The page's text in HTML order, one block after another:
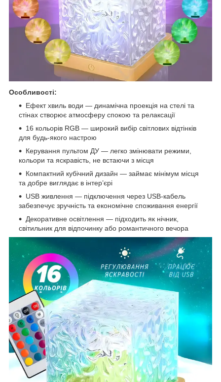
Особливості:
Ефект хвиль води — динамічна проекція на стелі та
стінах створює атмосферу спокою та релаксації
16 кольорів RGB — широкий вибір світлових відтінків
для будь-якого настрою
Керування пультом ДУ — легко змінювати режими,
кольори та яскравість, не встаючи з місця
Компактний кубічний дизайн — займає мінімум місця
та добре виглядає в інтер’єрі
USB живлення — підключення через USB-кабель
забезпечує зручність та економічне споживання енергії
Декоративне освітлення — підходить як нічник,
світильник для відпочинку або романтичного вечора